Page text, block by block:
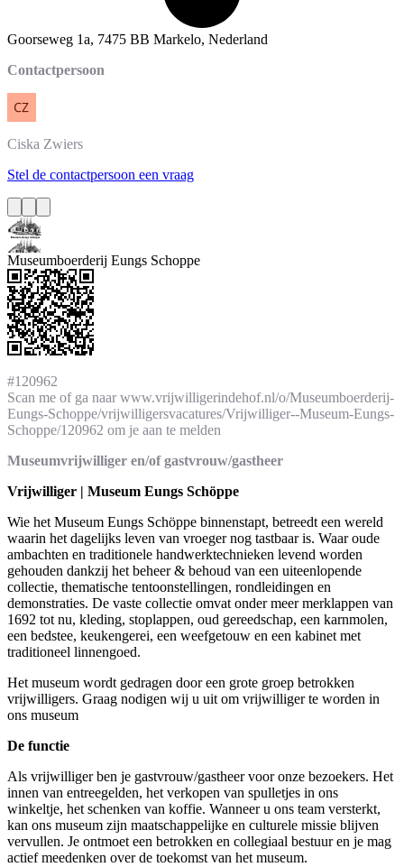
Goorseweg 1a, 7475 BB Markelo, Nederland
Contactpersoon
Ciska Zwiers
Stel de contactpersoon een vraag
Museumboerderij Eungs Schoppe
#120962
Scan me of ga naar www.vrijwilligerindehof.nl/o/Museumboerderij-
Eungs-Schoppe/vrijwilligersvacatures/Vrijwilliger--Museum-Eungs-
Schoppe/120962 om je aan te melden
Museumvrijwilliger en/of gastvrouw/gastheer
Vrijwilliger | Museum Eungs Schöppe
Wie het Museum Eungs Schöppe binnenstapt, betreedt een wereld
waarin het dagelijks leven van vroeger nog tastbaar is. Waar oude
ambachten en traditionele handwerktechnieken levend worden
gehouden dankzij het beheer & behoud van een uiteenlopende
collectie, thematische tentoonstellingen, rondleidingen en
demonstraties. De vaste collectie omvat onder meer merklappen van
1692 tot nu, kleding, stoplappen, oud gereedschap, een karnmolen,
een bedstee, keukengerei, een weefgetouw en een kabinet met
traditioneel linnengoed.
Het museum wordt gedragen door een grote groep betrokken
vrijwilligers. Graag nodigen wij u uit om vrijwilliger te worden in
ons museum
De functie
Als vrijwilliger ben je gastvrouw/gastheer voor onze bezoekers. Het
innen van entreegelden, het verkopen van spulletjes in ons
winkeltje, het schenken van koffie. Wanneer u ons team versterkt,
kan ons museum zijn maatschappelijke en culturele missie blijven
vervullen. Je ontmoet een betrokken en collegiaal bestuur en je mag
actief meedenken over de toekomst van het museum.